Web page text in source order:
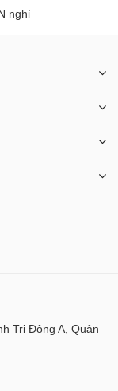
nghỉ
Trị Đông A, Quận